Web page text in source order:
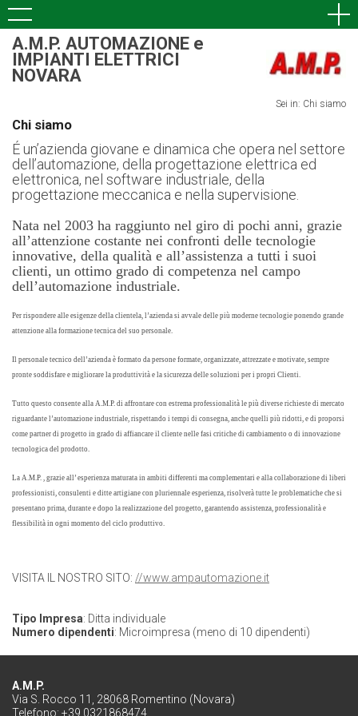
A.M.P. AUTOMAZIONE e
IMPIANTI ELETTRICI
NOVARA
Sei in: Chi siamo
Chi siamo
É un’azienda giovane e dinamica che opera nel settore
dell’automazione, della progettazione elettrica ed
elettronica, nel software industriale, della
progettazione meccanica e nella supervisione.
Nata nel 2003 ha raggiunto nel giro di pochi anni, grazie
all’attenzione costante nei confronti delle tecnologie
innovative, della qualità e all’assistenza a tutti i suoi
clienti, un ottimo grado di competenza nel campo
dell’automazione industriale.
Per rispondere alle esigenze della clientela, l’azienda si avvale delle più moderne tecnologie ponendo grande
attenzione alla formazione tecnica del suo personale.
Il personale tecnico dell’azienda è formato da persone formate, organizzate, attrezzate e motivate, sempre
pronte soddisfare e migliorare la produttività e la sicurezza delle soluzioni per i propri Clienti.
Tutto questo consente alla A.M.P. di affrontare con estrema professionalità le più diverse richieste di mercato
riguardante l’automazione industriale, rispettando i tempi di consegna, anche quelli più ridotti, e di proporsi
come partner di progetto in grado di affiancare il cliente nelle fasi critiche di cambiamento o di innovazione
tecnologica del prodotto.
La A.M.P. , grazie all’ esperienza maturata in ambiti differenti ma complementari e alla collaborazione di liberi
professionisti, consulenti e ditte artigiane con pluriennale esperienza, risolverà tutte le problematiche che si
presentano prima, durante e dopo la realizzazione del progetto, garantendo assistenza, professionalità e
flessibilità in ogni momento del ciclo produttivo.
VISITA IL NOSTRO SITO: //www.ampautomazione.it
Tipo Impresa: Ditta individuale
Numero dipendenti: Microimpresa (meno di 10 dipendenti)
A.M.P.
Via S. Rocco 11, 28068 Romentino (Novara)
Telefono: +39 0321868474